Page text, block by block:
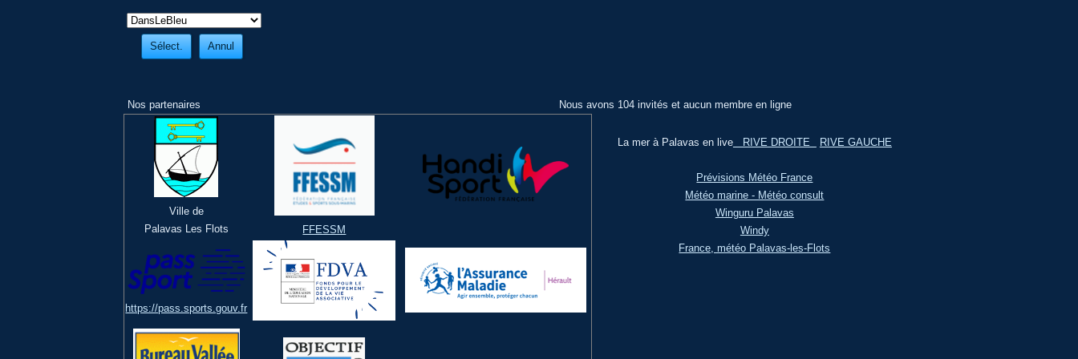
Nos partenaires
Ville de
Palavas Les Flots
FFESSM
https://pass.sports.gouv.fr
Nous avons 104 invités et aucun membre en ligne
La mer à Palavas en liveRIVE DROITE RIVE GAUCHE
Prévisions Météo France
Météo marine - Météo consult
Winguru Palavas
Windy
France, météo Palavas-les-Flots